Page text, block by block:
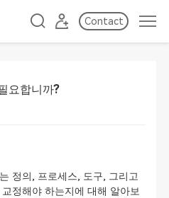
Contact
요합니까?
정의, 프로세스, 도구, 그리고
정해야 하는지에 대해 알아보